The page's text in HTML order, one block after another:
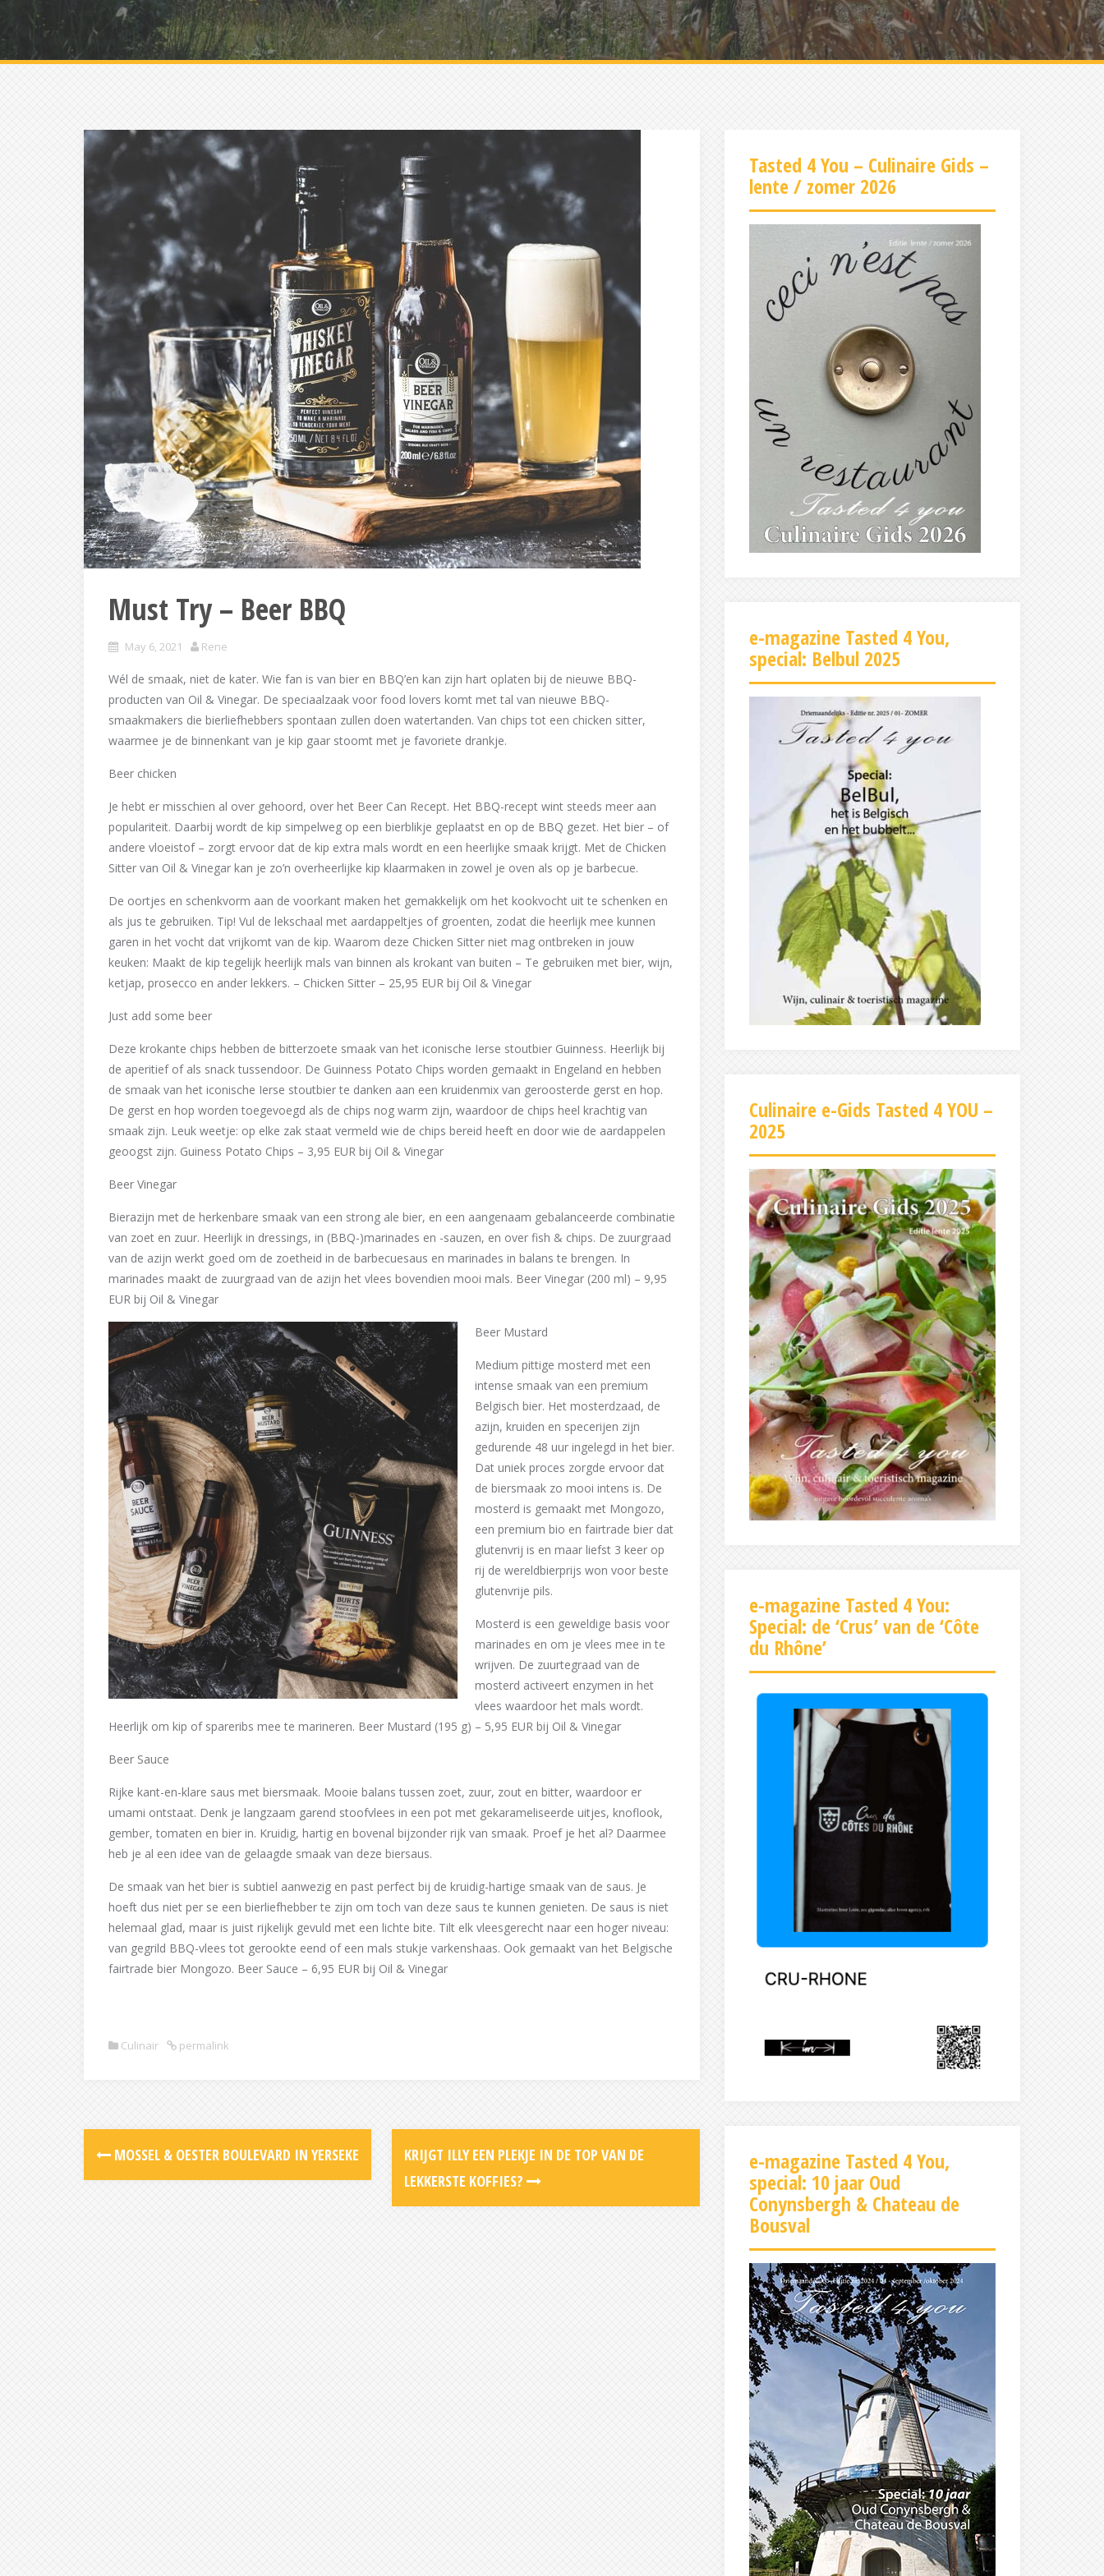
Must Try – Beer BBQ
May 6, 2021 Rene
Wél de smaak, niet de kater. Wie fan is van bier en BBQ’en kan zijn hart oplaten bij de nieuwe BBQ-
producten van Oil & Vinegar. De speciaalzaak voor food lovers komt met tal van nieuwe BBQ-
smaakmakers die bierliefhebbers spontaan zullen doen watertanden. Van chips tot een chicken sitter,
waarmee je de binnenkant van je kip gaar stoomt met je favoriete drankje.
Beer chicken
Je hebt er misschien al over gehoord, over het Beer Can Recept. Het BBQ-recept wint steeds meer aan
populariteit. Daarbij wordt de kip simpelweg op een bierblikje geplaatst en op de BBQ gezet. Het bier – of
andere vloeistof – zorgt ervoor dat de kip extra mals wordt en een heerlijke smaak krijgt. Met de Chicken
Sitter van Oil & Vinegar kan je zo’n overheerlijke kip klaarmaken in zowel je oven als op je barbecue.
De oortjes en schenkvorm aan de voorkant maken het gemakkelijk om het kookvocht uit te schenken en
als jus te gebruiken. Tip! Vul de lekschaal met aardappeltjes of groenten, zodat die heerlijk mee kunnen
garen in het vocht dat vrijkomt van de kip. Waarom deze Chicken Sitter niet mag ontbreken in jouw
keuken: Maakt de kip tegelijk heerlijk mals van binnen als krokant van buiten – Te gebruiken met bier, wijn,
ketjap, prosecco en ander lekkers. – Chicken Sitter – 25,95 EUR bij Oil & Vinegar
Just add some beer
Deze krokante chips hebben de bitterzoete smaak van het iconische Ierse stoutbier Guinness. Heerlijk bij
de aperitief of als snack tussendoor. De Guinness Potato Chips worden gemaakt in Engeland en hebben
de smaak van het iconische Ierse stoutbier te danken aan een kruidenmix van geroosterde gerst en hop.
De gerst en hop worden toegevoegd als de chips nog warm zijn, waardoor de chips heel krachtig van
smaak zijn. Leuk weetje: op elke zak staat vermeld wie de chips bereid heeft en door wie de aardappelen
geoogst zijn. Guiness Potato Chips – 3,95 EUR bij Oil & Vinegar
Beer Vinegar
Bierazijn met de herkenbare smaak van een strong ale bier, en een aangenaam gebalanceerde combinatie
van zoet en zuur. Heerlijk in dressings, in (BBQ-)marinades en -sauzen, en over fish & chips. De zuurgraad
van de azijn werkt goed om de zoetheid in de barbecuesaus en marinades in balans te brengen. In
marinades maakt de zuurgraad van de azijn het vlees bovendien mooi mals. Beer Vinegar (200 ml) – 9,95
EUR bij Oil & Vinegar
Beer Mustard
Medium pittige mosterd met een
intense smaak van een premium
Belgisch bier. Het mosterdzaad, de
azijn, kruiden en specerijen zijn
gedurende 48 uur ingelegd in het bier.
Dat uniek proces zorgde ervoor dat
de biersmaak zo mooi intens is. De
mosterd is gemaakt met Mongozo,
een premium bio en fairtrade bier dat
glutenvrij is en maar liefst 3 keer op
rij de wereldbierprijs won voor beste
glutenvrije pils.
Mosterd is een geweldige basis voor
marinades en om je vlees mee in te
wrijven. De zuurtegraad van de
mosterd activeert enzymen in het
vlees waardoor het mals wordt.
Heerlijk om kip of spareribs mee te marineren. Beer Mustard (195 g) – 5,95 EUR bij Oil & Vinegar
Beer Sauce
Rijke kant-en-klare saus met biersmaak. Mooie balans tussen zoet, zuur, zout en bitter, waardoor er
umami ontstaat. Denk je langzaam garend stoofvlees in een pot met gekarameliseerde uitjes, knoflook,
gember, tomaten en bier in. Kruidig, hartig en bovenal bijzonder rijk van smaak. Proef je het al? Daarmee
heb je al een idee van de gelaagde smaak van deze biersaus.
De smaak van het bier is subtiel aanwezig en past perfect bij de kruidig-hartige smaak van de saus. Je
hoeft dus niet per se een bierliefhebber te zijn om toch van deze saus te kunnen genieten. De saus is niet
helemaal glad, maar is juist rijkelijk gevuld met een lichte bite. Tilt elk vleesgerecht naar een hoger niveau:
van gegrild BBQ-vlees tot gerookte eend of een mals stukje varkenshaas. Ook gemaakt van het Belgische
fairtrade bier Mongozo. Beer Sauce – 6,95 EUR bij Oil & Vinegar
Culinair permalink
Post
navigation
MOSSEL & OESTER BOULEVARD IN YERSEKE
KRIJGT ILLY EEN PLEKJE IN DE TOP VAN DE
LEKKERSTE KOFFIES?
Tasted 4 You – Culinaire Gids –
lente / zomer 2026
e-magazine Tasted 4 You,
special: Belbul 2025
Culinaire e-Gids Tasted 4 YOU –
2025
e-magazine Tasted 4 You:
Special: de ‘Crus’ van de ‘Côte
du Rhône’
e-magazine Tasted 4 You,
special: 10 jaar Oud
Conynsbergh & Chateau de
Bousval